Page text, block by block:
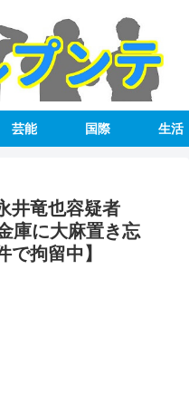
芸能 国際 生活
井竜也容疑者
庫に大麻置き忘
拘留中】